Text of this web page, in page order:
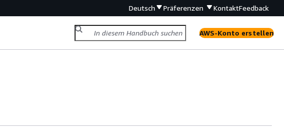
Deutsch Präferenzen KontaktFeedback
AWS-Konto erstellen